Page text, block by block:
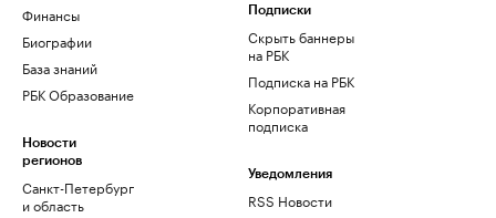
Финансы
Биографии
База знаний
РБК Образование
Новости
регионов
Санкт-Петербург
и область
Подписки
Скрыть баннеры
на РБК
Подписка на РБК
Корпоративная
подписка
Уведомления
RSS Новости